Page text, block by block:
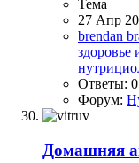
Тема
27 Апр
brendan
здоровье
Ответы: 0
Форум:
Домашняя